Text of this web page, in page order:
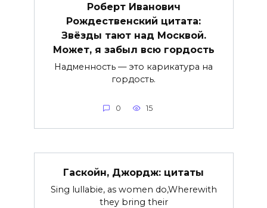
Роберт Иванович
Рождественский цитата:
Звёзды тают над Москвой.
Может, я забыл всю гордость
Надменность — это карикатура на
гордость.
0 15
Гаскойн, Джордж: цитаты
Sing lullabie, as women do,Wherewith
they bring their